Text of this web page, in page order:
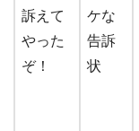
訴えて
やった
ぞ！
ケな
告訴
状